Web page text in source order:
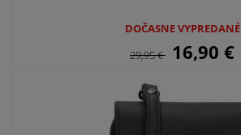
DOČASNE VYPREDANÉ
29,95€ 16,90 €